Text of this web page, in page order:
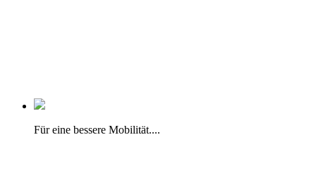
Für eine bessere Mobilität....